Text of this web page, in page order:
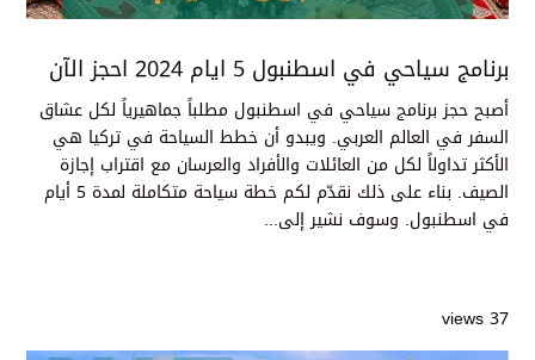
برنامج سياحي في اسطنبول 5 ايام 2024 احجز الآن
أصبح حجز برنامج سياحي في اسطنبول مطلباً جماهيرياً لكل عشاق
السفر في العالم العربي. ويبدو أن خطط السياحة في تركيا هي
الأكثر تداولاً لكل من العائلات والأفراد والعرسان مع اقتراب إجازة
الصيف. بناء على ذلك نقدّم لكم خطة سياحة متكاملة لمدة 5 أيام
في اسطنبول. وسوف نشير إلى...
37 views